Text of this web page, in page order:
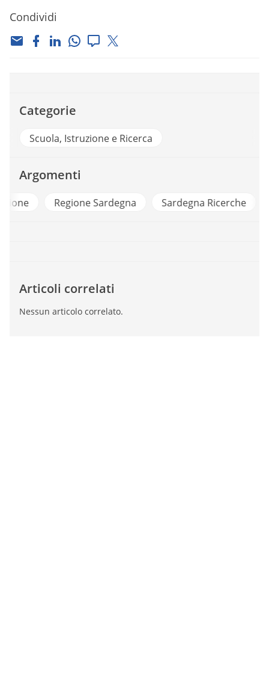
Condividi
Categorie
Scuola, Istruzione e Ricerca
Argomenti
Partecipazione Regione Sardegna
Articoli correlati
Nessun articolo correlato.